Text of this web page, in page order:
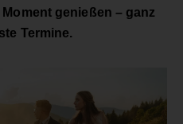
genießen – ganz
Termine.